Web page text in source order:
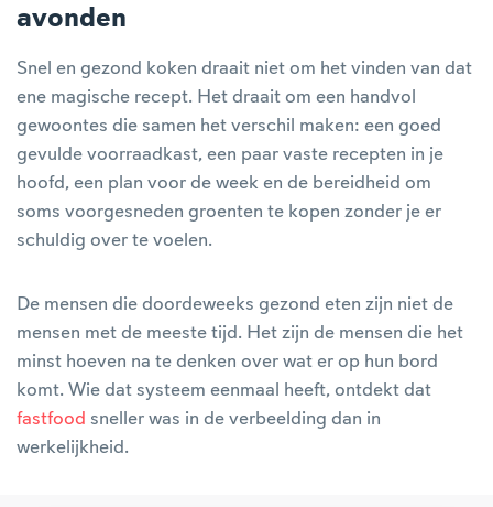
avonden
Snel en gezond koken draait niet om het vinden van dat
ene magische recept. Het draait om een handvol
gewoontes die samen het verschil maken: een goed
gevulde voorraadkast, een paar vaste recepten in je
hoofd, een plan voor de week en de bereidheid om
soms voorgesneden groenten te kopen zonder je er
schuldig over te voelen.
De mensen die doordeweeks gezond eten zijn niet de
mensen met de meeste tijd. Het zijn de mensen die het
minst hoeven na te denken over wat er op hun bord
komt. Wie dat systeem eenmaal heeft, ontdekt dat
fastfood sneller was in de verbeelding dan in
werkelijkheid.